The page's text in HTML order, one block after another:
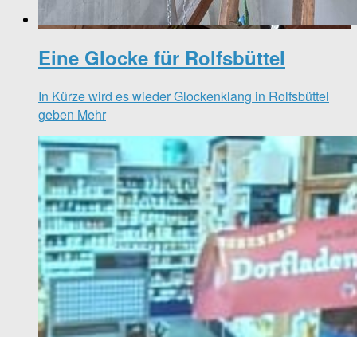
Eine Glocke für Rolfsbüttel
In Kürze wird es wieder Glockenklang in Rolfsbüttel
geben Mehr